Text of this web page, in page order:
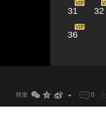
31 32
36
转发 0